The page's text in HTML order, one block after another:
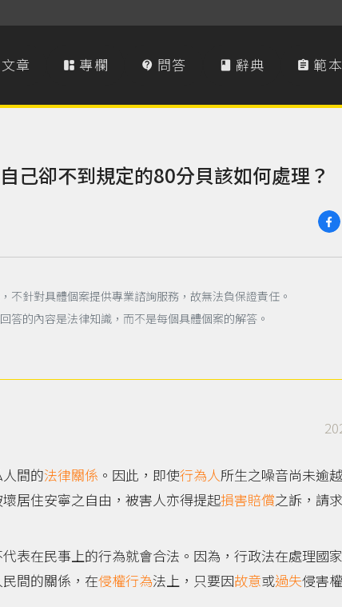
文章  專欄  問答  辭典  範本
己卻不到規定的80分貝該如何處理？
不針對具體個案提供專業諮詢服務，故無法負保證責任。
答的內容是法律知識，而不是每個具體個案的解答。
間的法律關係 。因此，即使行為人所生之噪音尚未逾
居住安寧之自由，被害人亦得提起損害賠償之訴，請
表在民事上的行為就會合法。因為，行政法在處理國
間的關係，在侵權行為法上，只要因故意或過失侵害